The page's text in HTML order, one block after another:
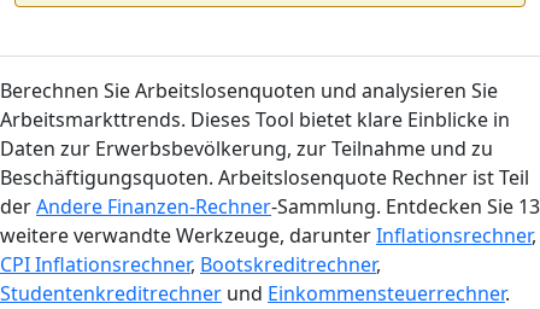
Berechnen Sie Arbeitslosenquoten und analysieren Sie
Arbeitsmarkttrends. Dieses Tool bietet klare Einblicke in
Daten zur Erwerbsbevölkerung, zur Teilnahme und zu
Beschäftigungsquoten. Arbeitslosenquote Rechner ist Teil
derAndere Finanzen-Rechner-Sammlung. Entdecken Sie 13
weitere verwandte Werkzeuge, darunterInflationsrechner,
CPI Inflationsrechner, Bootskreditrechner,
Studentenkreditrechner und Einkommensteuerrechner.